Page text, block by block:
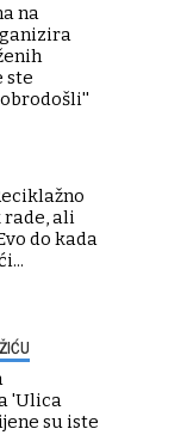
na
ste
rade, ali
do kada
'Ulica
su iste